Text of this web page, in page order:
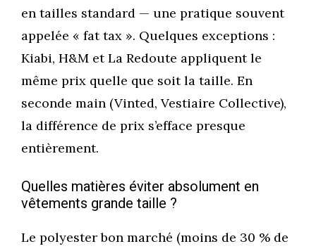
en tailles standard — une pratique souvent
appelée « fat tax ». Quelques exceptions :
Kiabi, H&M et La Redoute appliquent le
même prix quelle que soit la taille. En
seconde main (Vinted, Vestiaire Collective),
la différence de prix s’efface presque
entièrement.
Quelles matières éviter absolument en
vêtements grande taille ?
Le polyester bon marché (moins de 30 % de